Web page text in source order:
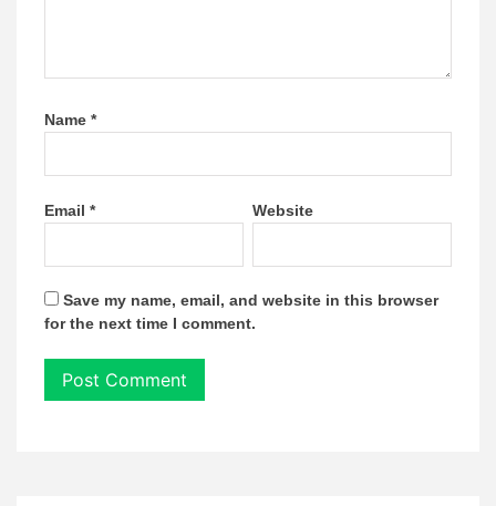
Name *
Email * Website
Save my name, email, and website in this browser
for the next time I comment.